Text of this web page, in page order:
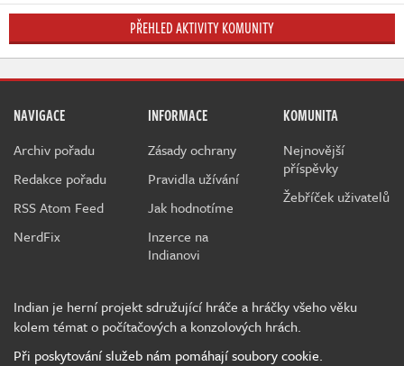
PŘEHLED AKTIVITY KOMUNITY
NAVIGACE
Archiv pořadu
Redakce pořadu
RSS Atom Feed
NerdFix
INFORMACE
Zásady ochrany
Pravidla užívání
Jak hodnotíme
Inzerce na
Indianovi
KOMUNITA
Nejnovější
příspěvky
Žebříček uživatelů
Indian je herní projekt sdružující hráče a hráčky všeho věku
kolem témat o počítačových a konzolových hrách.
Při poskytování služeb nám pomáhají soubory cookie.